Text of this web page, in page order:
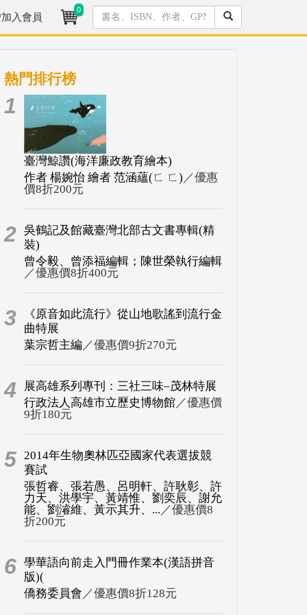
入會員
0
熱門排行榜
1
臺灣鯨讚(海洋廉政教育繪本)
作者 楊婉怡 繪者 范涵蘊(ㄈ ㄈ) ／優惠
價8折200元
2 吳鶴記及館藏臺灣北部古文書專輯(精
裝)
曾令毅、曾添福編輯；陳世榮執行編輯
／優惠價8折400元
3
《原音如此流行》從山地歌謠到流行金
曲特展
葉宗哲主編 ／優惠價9折270元
4
展高雄系列專刊：三社三味–茂林特展
行政法人高雄市立歷史博物館／優惠價
9折180元
5 2014年生物奧林匹亞國家代表選拔競
賽試
張哲睿、張若愚、呂明軒、許耿彰、許
力天、洪學宇、黃靖惟、劉奕辰、謝允
能、劉濬維、黃示其升、... ／優惠價8
折200元
6 學華語向前走入門冊作業本(漢語拼音
版)(
僑務委員會 ／優惠價8折128元